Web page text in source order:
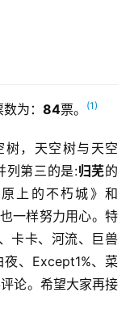
为： 84票。 (1)
树，天空树与天空
列第三的是:归芜的
上的不朽城》和
一样努力用心。特
卡卡、河流、巨兽
、Except1%、菜
论。希望大家再接